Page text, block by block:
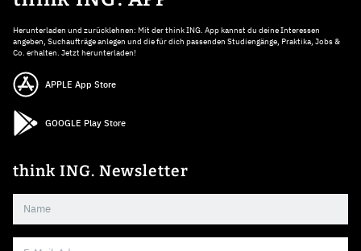
Herunterladen und zurücklehnen: Mit der think ING. App kannst du deine Interessen
angeben, Suchaufträge anlegen und die für dich passenden Studiengänge, Praktika, Jobs &
Co. erhalten. Jetzt herunterladen!
APPLE App Store
GOOGLE Play Store
think ING. Newsletter